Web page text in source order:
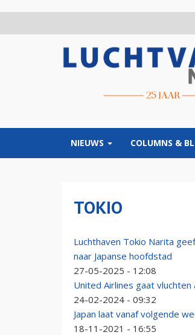
NIEUWS COLUMNS &
TOKIO
Luchthaven Tokio Narita
naar Japanse hoofdstad
27-05-2025 - 12:08
United Airlines gaat
24-02-2024 - 09:32
Japan laat vanaf volgende
18-11-2021 - 16:55